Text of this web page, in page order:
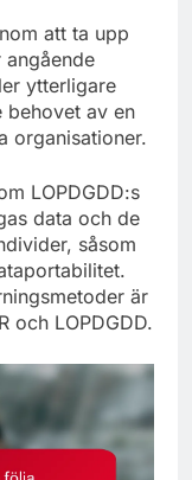
att ta upp
angående
ytterligare
behovet av en
organisationer.
LOPDGDD:s
data och de
såsom
är
och LOPDGDD.